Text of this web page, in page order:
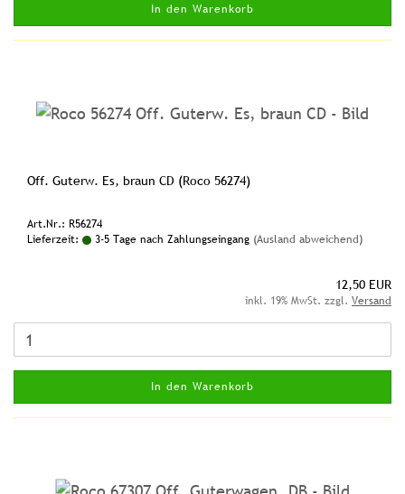
In den Warenkorb
Off. Guterw. Es, braun CD (Roco 56274)
Art.Nr.: R56274
Lieferzeit:
3-5 Tage nach Zahlungseingang (Ausland abweichend)
12,50 EUR
inkl. 19% MwSt. zzgl. Versand
In den Warenkorb